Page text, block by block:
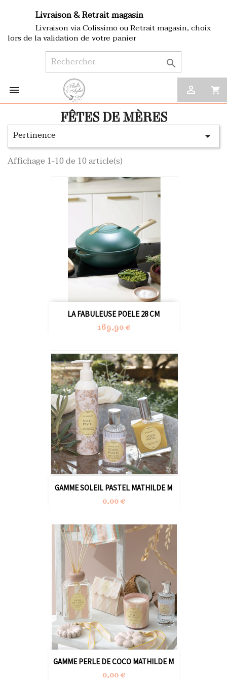
Livraison & Retrait magasin
Livraison via Colissimo ou Retrait magasin, choix
lors de la validation de votre panier

 shopping_cart

FÊTES DE MÈRES
Pertinence 
Affichage 1-10 de 10 article(s)
LA FABULEUSE POELE 28 CM
Prix
169,90 €
GAMME SOLEIL PASTEL MATHILDE M
Prix
0,00 €
GAMME PERLE DE COCO MATHILDE M
Prix
0,00 €